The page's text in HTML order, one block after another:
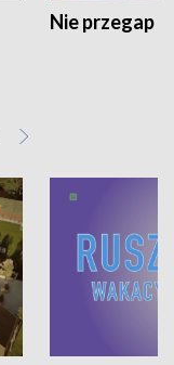
Nie przegap